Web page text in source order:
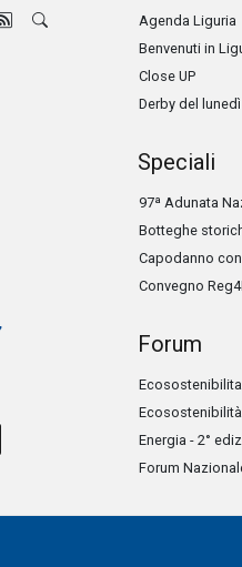
Agenda Liguria
Benvenuti in
Close UP
Derby del lunedì
Speciali
97ª Adunata
Botteghe
Capodanno
Convegno
Forum
Ecosostenibilità
Energia - 2°
Forum